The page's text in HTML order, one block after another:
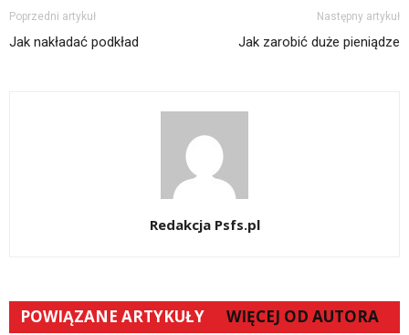
Poprzedni artykuł
Jak nakładać podkład
Następny artykuł
Jak zarobić duże pieniądze
Redakcja Psfs.pl
POWIĄZANE ARTYKUŁY WIĘCEJ OD AUTORA